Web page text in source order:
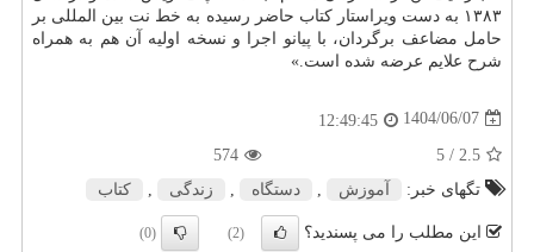
۱۳۸۳ به دست ویراستار کتاب حاضر رسیده به خط نت بین المللی بر
حامل مضاعف برگردان، با پیانو اجرا و نسخه اولیه آن هم به همراه
شرح علایم عرضه شده است.»
1404/06/07
12:49:45
2.5
/ 5
574
تگهای خبر:
آموزش دستگاه زندگی كتاب
این مطلب را می پسندید؟ (2)
(0)